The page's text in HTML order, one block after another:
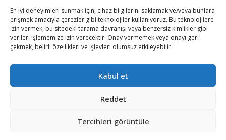
En iyi deneyimleri sunmak için, cihaz bilgilerini saklamak ve/veya bunlara
erişmek amacıyla çerezler gibi teknolojiler kullanıyoruz. Bu teknolojilere
izin vermek, bu sitedeki tarama davranışı veya benzersiz kimlikler gibi
verileri işlememize izin verecektir. Onay vermemek veya onayı geri
çekmek, belirli özellikleri ve işlevleri olumsuz etkileyebilir.
Kabul et
Reddet
Tercihleri görüntüle
Katar Donanması envanterini farklı ülkeler aracılığı ile
güçlendirmeye devam ediyor.